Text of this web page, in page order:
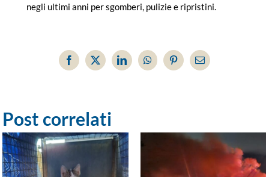
negli ultimi anni per sgomberi, pulizie e ripristini.
Facebook
X LinkedInWhatsAppPinterestEmail
Post correlati